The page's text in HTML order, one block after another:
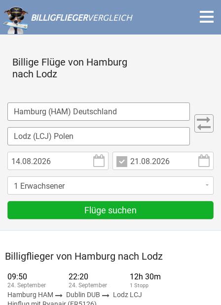
BILLIGFLIEGERVERGLEICH
Billige Flüge von Hamburg
nach Lodz
Flüge suchen
Billigflieger von Hamburg nach Lodz
09:50
24. September
22:20
24. September
12h 30m
1 Stopp
Hamburg HAM Dublin DUB
Lodz LCJ